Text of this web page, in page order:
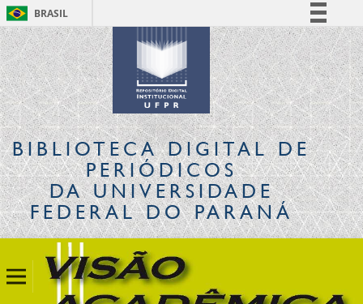
BRASIL
Simplifique!
Comunica BR
Participe
Acesso à informação
Legislação
Canais
BIBLIOTECA DIGITALDE
PERIÓDICOS
DA UNIVERSIDADE
FEDERAL DO PARANÁ